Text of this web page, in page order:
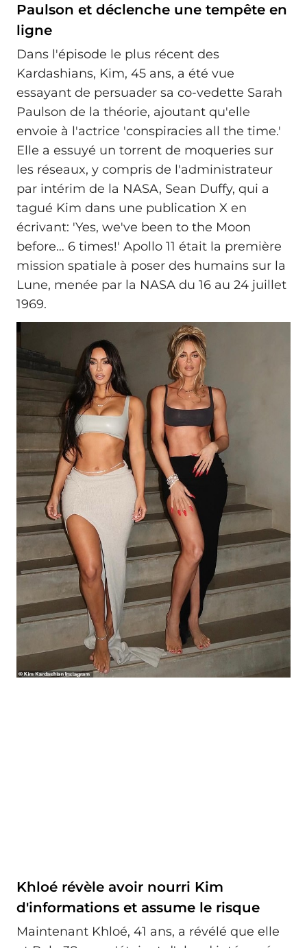
Paulson et déclenche une tempête en
ligne
Dans l'épisode le plus récent des
Kardashians, Kim, 45 ans, a été vue
essayant de persuader sa co-vedette Sarah
Paulson de la théorie, ajoutant qu'elle
envoie à l'actrice 'conspiracies all the time.'
Elle a essuyé un torrent de moqueries sur
les réseaux, y compris de l'administrateur
par intérim de la NASA, Sean Duffy, qui a
tagué Kim dans une publication X en
écrivant: 'Yes, we've been to the Moon
before… 6 times!' Apollo 11 était la première
mission spatiale à poser des humains sur la
Lune, menée par la NASA du 16 au 24 juillet
1969.
Khloé révèle avoir nourri Kim
d'informations et assume le risque
Maintenant Khloé, 41 ans, a révélé que elle